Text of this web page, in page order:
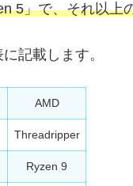
5」で、それ以上
記載します。
AMD
Threadripper
Ryzen 9